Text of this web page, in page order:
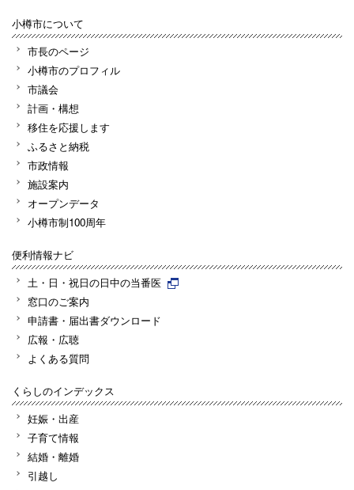
小樽市について
市長のページ
小樽市のプロフィル
市議会
計画・構想
移住を応援します
ふるさと納税
市政情報
施設案内
オープンデータ
小樽市制100周年
便利情報ナビ
土・日・祝日の日中の当番医
窓口のご案内
申請書・届出書ダウンロード
広報・広聴
よくある質問
くらしのインデックス
妊娠・出産
子育て情報
結婚・離婚
引越し